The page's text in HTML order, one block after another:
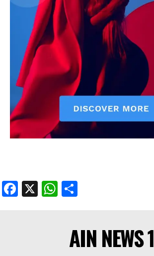
Facebook
X WhatsApp
Share
Facebook
X WhatsApp
AIN NEWS 1